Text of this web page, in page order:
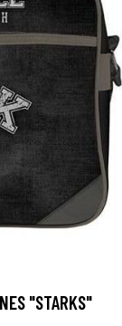
"STARKS"